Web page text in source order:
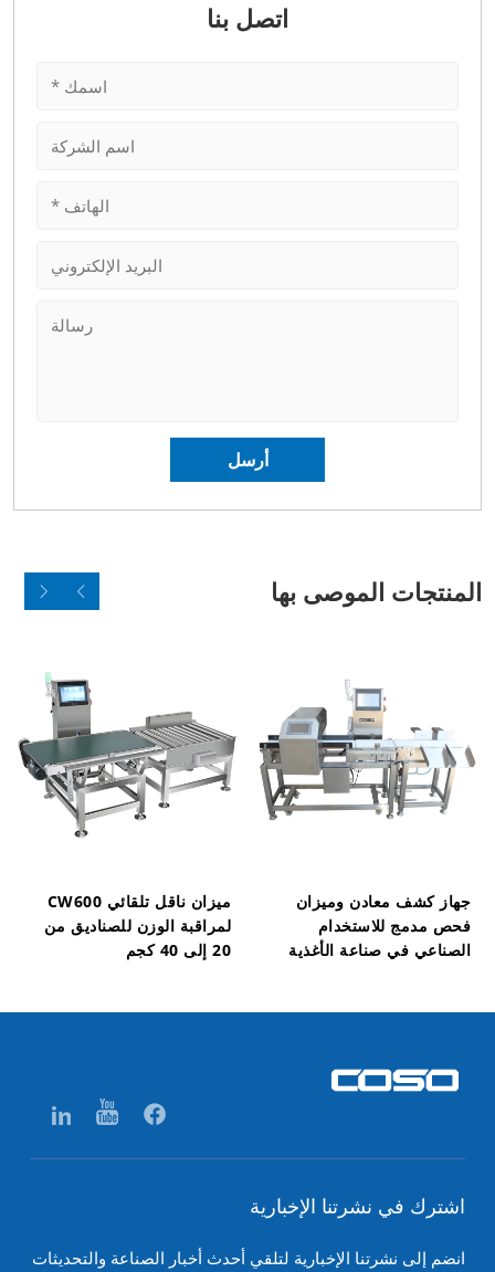
اتصل بنا
المنتجات الموصى بها
جهاز كشف معادن وميزان
فحص مدمج للاستخدام
الصناعي في صناعة الأغذية
ميزان ناقل تلقائي CW600
لمراقبة الوزن للصناديق من
20 إلى 40 كجم
اشترك في نشرتنا الإخبارية
انضم إلى نشرتنا الإخبارية لتلقي أحدث أخبار الصناعة والتحديثات